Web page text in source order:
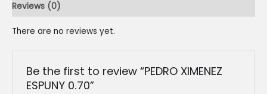
Reviews (0)
There are no reviews yet.
Be the first to review “PEDRO XIMENEZ
ESPUNY 0.70”